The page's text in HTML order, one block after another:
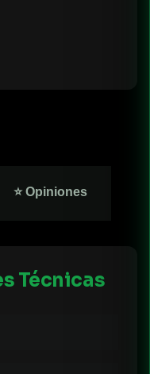
⭐ Opiniones
Técnicas